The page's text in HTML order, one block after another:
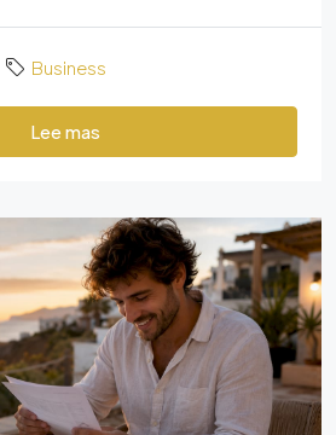
Business
Lee mas